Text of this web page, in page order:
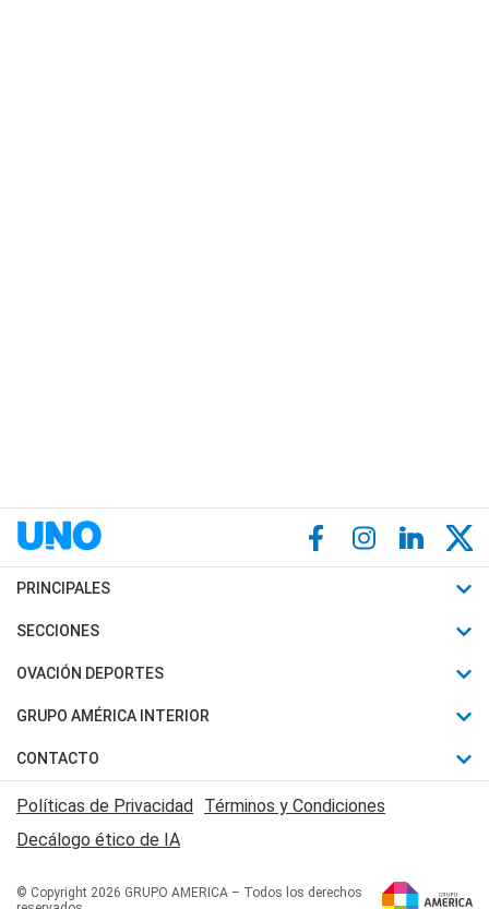
PRINCIPALES
Últimas Noticias
Política
Judiciales
Economia
SECCIONES
Horóscopo
Motores
Trucos caseros
Series y Películas
Edictos y Solicitadas
OVACIÓN DEPORTES
Fútbol
Mundial
Automovilismo
Rugby
Básquet
GRUPO AMÉRICA INTERIOR
Canal 7 en Vivo
San Juan 8
CONTACTO
Acerca de Nosotros
Contactanos
Políticas de Privacidad Términos y Condiciones
Decálogo ético de IA
© Copyright 2026 GRUPO AMERICA – Todos los derechos